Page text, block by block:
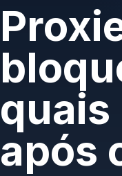
quais
após